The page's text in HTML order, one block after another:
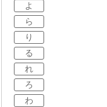
よ
ら
り
る
れ
ろ
わ